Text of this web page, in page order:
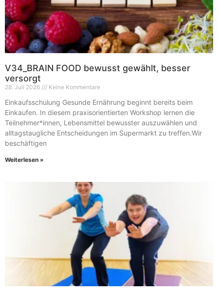
V34_BRAIN FOOD bewusst gewählt, besser
versorgt
28. Juli 2026 Keine Kommentare
Einkaufsschulung Gesunde Ernährung beginnt bereits beim
Einkaufen. In diesem praxisorientierten Workshop lernen die
Teilnehmer*innen, Lebensmittel bewusster auszuwählen und
alltagstaugliche Entscheidungen im Supermarkt zu treffen.Wir
beschäftigen
Weiterlesen »